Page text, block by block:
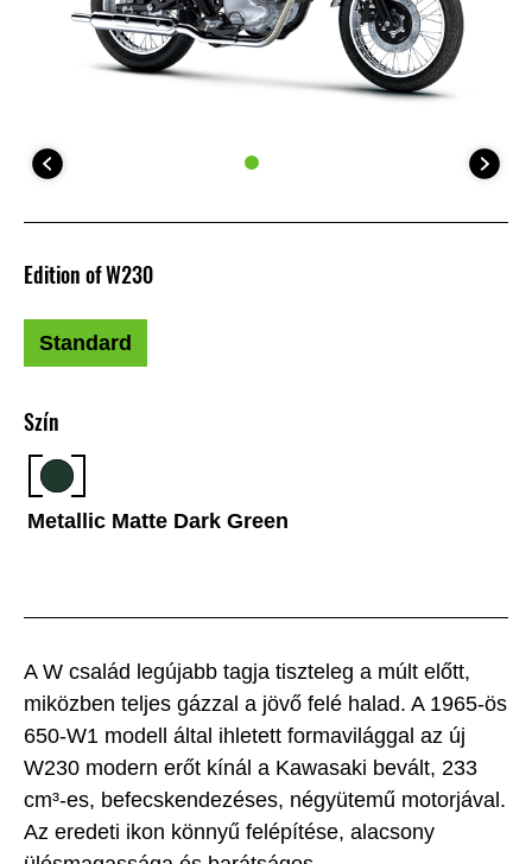
A W család legújabb tagja tiszteleg a múlt előtt,
miközben teljes gázzal a jövő felé halad. A 1965-ös
650-W1 modell által ihletett formavilággal az új
W230 modern erőt kínál a Kawasaki bevált, 233
cm³-es, befecskendezéses, négyütemű motorjával.
Az eredeti ikon könnyű felépítése, alacsony
Szín
Metallic Matte Dark Green
Edition of W230
Standard